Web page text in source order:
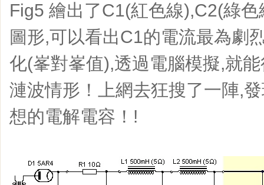
Fig5 繪出了C1(紅色線),C2(綠
圖形,可以看出C1的電流最為劇
化(峯對峯值),透過電腦模擬,就
漣波情形！上網去狂搜了一陣,
想的電解電容！!